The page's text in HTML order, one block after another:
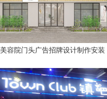
美容院门头广告招牌设计制作安装